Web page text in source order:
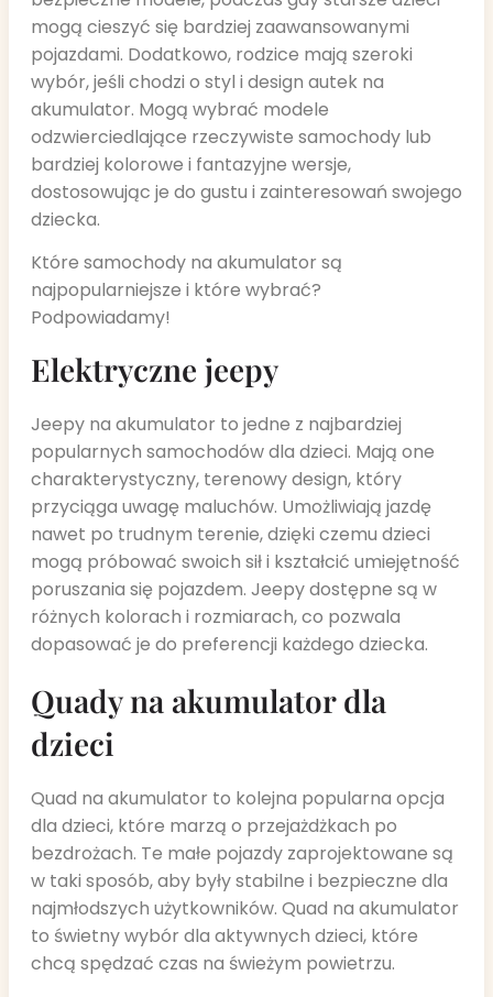
mogą cieszyć się bardziej zaawansowanymi
pojazdami. Dodatkowo, rodzice mają szeroki
wybór, jeśli chodzi o styl i design autek na
akumulator. Mogą wybrać modele
odzwierciedlające rzeczywiste samochody lub
bardziej kolorowe i fantazyjne wersje,
dostosowując je do gustu i zainteresowań swojego
dziecka.
Które samochody na akumulator są
najpopularniejsze i które wybrać?
Podpowiadamy!
Elektryczne jeepy
Jeepy na akumulator to jedne z najbardziej
popularnych samochodów dla dzieci. Mają one
charakterystyczny, terenowy design, który
przyciąga uwagę maluchów. Umożliwiają jazdę
nawet po trudnym terenie, dzięki czemu dzieci
mogą próbować swoich sił i kształcić umiejętność
poruszania się pojazdem. Jeepy dostępne są w
różnych kolorach i rozmiarach, co pozwala
dopasować je do preferencji każdego dziecka.
Quady na akumulator dla
dzieci
Quad na akumulator to kolejna popularna opcja
dla dzieci, które marzą o przejażdżkach po
bezdrożach. Te małe pojazdy zaprojektowane są
w taki sposób, aby były stabilne i bezpieczne dla
najmłodszych użytkowników. Quad na akumulator
to świetny wybór dla aktywnych dzieci, które
chcą spędzać czas na świeżym powietrzu.